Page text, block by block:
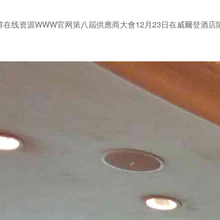
在线资源WWW官网第八屆供應商大會12月23日在威爾登酒店